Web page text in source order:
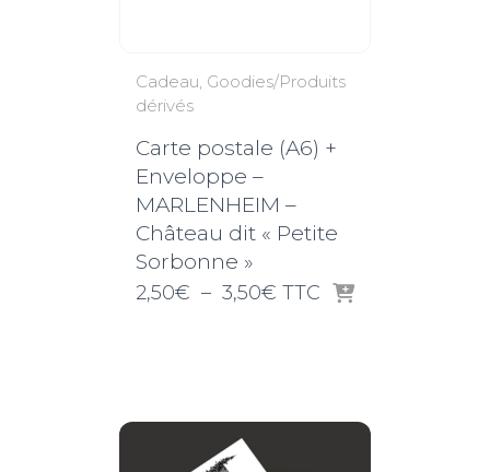
Cadeau Goodies/Produits
dérivés
Carte postale (A6) +
Enveloppe –
MARLENHEIM –
Château dit « Petite
Sorbonne »
2,50€ – 3,50€ Plage
TTC